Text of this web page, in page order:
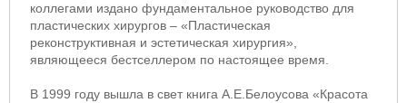
коллегами издано фундаментальное руководство для
пластических хирургов – «Пластическая
реконструктивная и эстетическая хирургия»,
являющееся бестселлером по настоящее время.
В 1999 году вышла в свет книга А.Е.Белоусова «Красота